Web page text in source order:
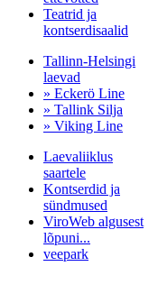
Teatrid ja
kontserdisaalid
Tallinn-Helsingi
laevad
» Eckerö Line
» Tallink Silja
» Viking Line
Laevaliiklus
saartele
Kontserdid ja
sündmused
ViroWeb algusest
lõpuni...
veepark